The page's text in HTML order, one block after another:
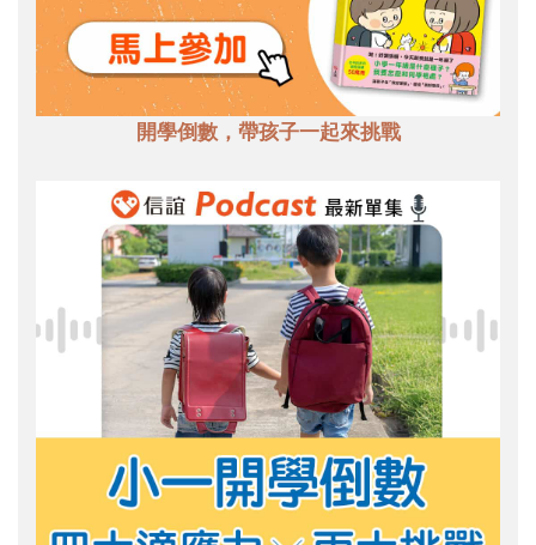
開學倒數，帶孩子一起來挑戰